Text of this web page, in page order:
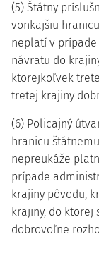
(5) Štátny
vonkajšiu
neplatí v
návratu do
ktorejkoľvek
tretej krajiny
(6) Policajný
hranicu
nepreukáže
prípade
krajiny pôvodu,
krajiny, do ktorej
dobrovoľne